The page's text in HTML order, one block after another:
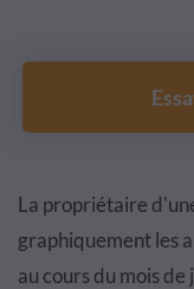
La propriétaire
graphiquement les
au cours du mois